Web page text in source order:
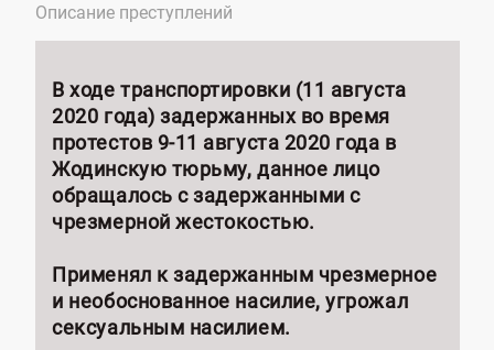
Описание преступлений
В ходе транспортировки (11 августа
2020 года) задержанных во время
протестов 9-11 августа 2020 года в
Жодинскую тюрьму, данное лицо
обращалось с задержанными с
чрезмерной жестокостью.
Применял к задержанным чрезмерное
и необоснованное насилие, угрожал
сексуальным насилием.